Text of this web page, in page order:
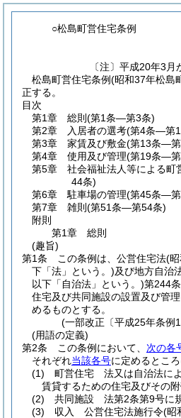
○松島町営住宅条例
〔注〕平成20年3月
松島町営住宅条例(昭和37年松島
正する。
目次
第1章
総則 (第1条―第3条)
第2章
入居者の選考(第4条―第
第3章
家賃及び敷金(第13条―
第4章
使用及び管理(第19条―
第5章
社会福祉法人等による町
44条)
第6章
駐車場の管理(第45条―
第7章
雑則 (第51条―第54条)
附則
第1章
総則
(趣旨)
第1条
この条例は、公営住宅法(
下「法」という。)及び地方自治
以下「自治法」という。)第244
住宅及び共同施設の設置及び管
めるものとする。
(一部改正〔平成25年条例
(用語の定義)
第2条
この条例において、 次の各
それぞれ当該各号に定めるところ
(1)
町営住宅 法又は自治法に
賃貸するための住宅及びその附
(2)
共同施設 法第2条第9号に
(3)
収入 公営住宅法施行令(昭